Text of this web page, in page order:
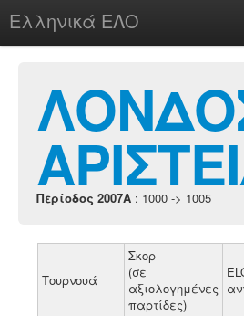
Ελληνικά ΕΛΟ
chesstu.be @ discord
Login
Περίοδος 2007A : 1000 -> 1005
Τουρνουά
Σκορ
(σε
αξιολογημένες
παρτίδες)